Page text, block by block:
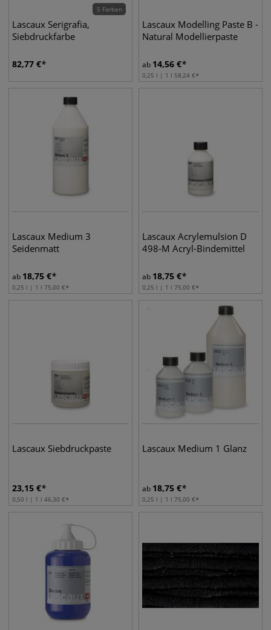
5 Farben
Lascaux Serigrafia,
Siebdruckfarbe
82,77 €
Lascaux Modelling Paste B -
Natural Modellierpaste
ab 14,56 €
0,25 l | 1 l 58,24 €
Lascaux Medium 3
Seidenmatt
ab 18,75 €
0,25 l | 1 l 75,00 €
Lascaux Acrylemulsion D
498-M Acryl-Bindemittel
ab 18,75 €
0,25 l | 1 l 75,00 €
Lascaux Siebdruckpaste
23,15 €
0,50 l | 1 l 46,30 €
Lascaux Medium 1 Glanz
ab 18,75 €
0,25 l | 1 l 75,00 €